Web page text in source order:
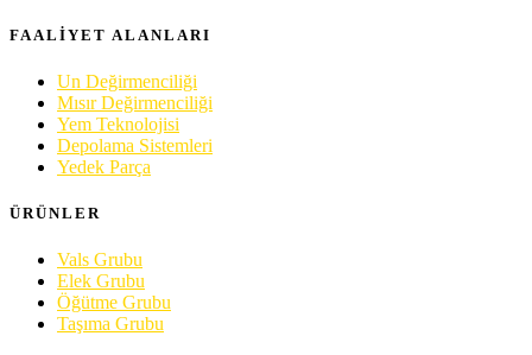
FAALİYET ALANLARI
Un Değirmenciliği
Mısır Değirmenciliği
Yem Teknolojisi
Depolama Sistemleri
Yedek Parça
ÜRÜNLER
Vals Grubu
Elek Grubu
Öğütme Grubu
Taşıma Grubu